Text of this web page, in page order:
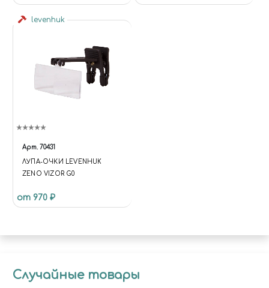
levenhuk
Арт. 70431
ЛУПА-ОЧКИ LEVENHUK
ZENO VIZOR G0
от 970 ₽
Случайные товары